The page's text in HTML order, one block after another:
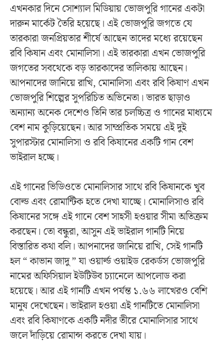
এখনকার দিনে সোশ্যাল মিডিয়ায় ভোজপুরি গানের একটা
দারুন মার্কেট তৈরি হয়েছে। এই ভোজপুরি জগতে যে
তারকারা জনপ্রিয়তার শীর্ষে আছেন তাদের মধ্যে রয়েছেন
রবি কিষান এবং মোনালিসা। এই তারকারা এখন ভোজপুরি
জগতের সবথেকে বড় তারকাদের তালিকায় আছেন।
আপনাদের জানিয়ে রাখি, মোনালিসা এবং রবি কিষাণ এখন
ভোজপুরি শিল্পের সুপরিচিত অভিনেতা। ভারত ছাড়াও
অন্যান্য অনেক দেশেও তিনি তার চলচ্চিত্র ও গানের মাধ্যমে
বেশ নাম কুড়িয়েছেন। আর সাম্প্রতিক সময়ে এই দুই
সুপারস্টার মোনালিসা ও রবি কিষানের একটি গান বেশ
ভাইরাল হচ্ছে।
এই গানের ভিডিওতে মোনালিসার সাথে রবি কিষানকে খুব
বোল্ড এবং রোমান্টিক হতে দেখা যাচ্ছে। মোনালিসাও রবি
কিষানের সঙ্গে এই গানে বেশ সাহসী হওয়ার সীমা অতিক্রম
করছেন। তো বন্ধুরা, আসুন এই ভাইরাল গানটি নিয়ে
বিস্তারিত কথা বলি। আপনাদের জানিয়ে রাখি, সেই গানটি
হল “ কাভান জাদু ” যা ওয়ার্ল্ড ওয়াইড রেকর্ডস ভোজপুরি
নামের অফিসিয়াল ইউটিউব চ্যানেলে আপলোড করা
হয়েছে। আর এই গানটি এখন পর্যন্ত ১.৬৬ লাখেরও বেশি
মানুষ দেখেছেন। ভাইরাল হওয়া এই গানটিতে মোনালিসা
এবং রবি কিষাণকে একটি নদীর তীরে মোনালিসার সাথে
জলে দাঁড়িয়ে রোমান্স করতে দেখা যায়।